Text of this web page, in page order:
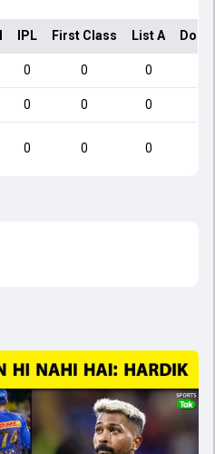
IPL First Class List A
0 0 0
0 0 0
0 0 0